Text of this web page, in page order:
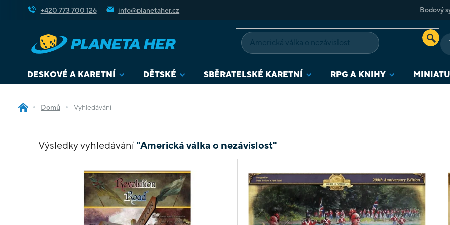
+420 773 700 126 info@planetaher.cz Bodový
DESKOVÉ A KARETNÍ DĚTSKÉ SBĚRATELSKÉ KARETNÍ RPG A KNIHY
Domů Vyhledávání
Výsledky vyhledávání "Americká válka o nezávislost"